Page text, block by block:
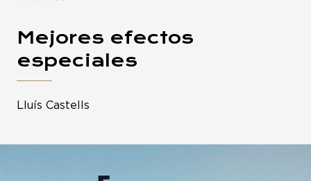
Mejores efectos
especiales
Lluís Castells